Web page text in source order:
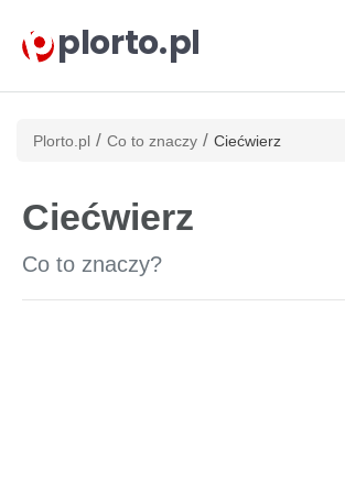
plorto.pl
Plorto.pl / Co to znaczy / Ciećwierz
Ciećwierz
Co to znaczy?